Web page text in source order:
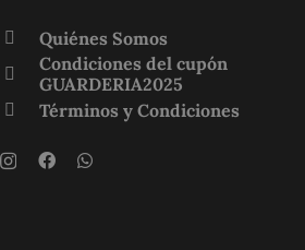
Quiénes Somos
Condiciones del cupón
GUARDERIA2025
Términos y Condiciones